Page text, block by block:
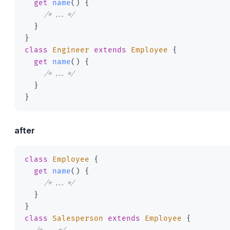
get
name( )
{
/*...*/
}
}
class
Engineer extends Employee
{
get
name( )
{
/*...*/
}
}
after
class Employee
{
get
name( )
{
/*...*/
}
}
class Salesperson extends Employee
{